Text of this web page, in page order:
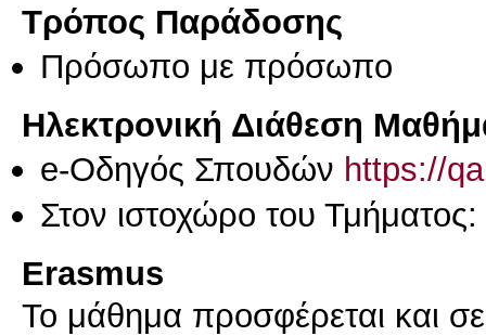
Τρόπος Παράδοσης
Πρόσωπο με πρόσωπο
Ηλεκτρονική Διάθεση
e-Οδηγός Σπουδών https://
Στον ιστοχώρο του Τμήματος:
Erasmus
Το μάθημα προσφέρεται και